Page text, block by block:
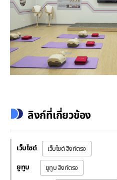
ลิงก์ที่เกี่ยวข้อง
เว็บไซต์ เว็บไซต์ ลิงก์ตรง
ยูทูบ ยูทูบ ลิงก์ตรง